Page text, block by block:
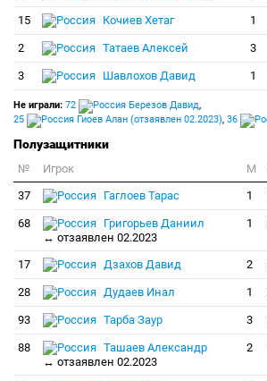
15 Кочиев Хетаг 1
2 Татаев Алексей 3
3 Шавлохов Давид 1
Не играли: 72 Березов Давид,
25
Гиоев Алан (отзаявлен 02.2023), 36
Полузащитники
№ Игрок M
37
Гаглоев Тарас 1
68
Григорьев Даниил
↔ отзаявлен 02.2023
1
17 Дзахов Давид 2
28 Дудаев Инал 1
93 Тарба Заур 3
88
Ташаев Александр
↔ отзаявлен 02.2023
2